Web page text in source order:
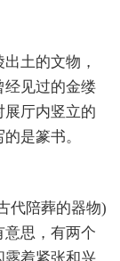
土的文物，
经见过的金缕
展厅内竖立的
是篆书。
陪葬的器物)
意思，有两个